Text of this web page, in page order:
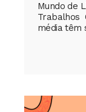
Mundo de
Trabalhos
média têm